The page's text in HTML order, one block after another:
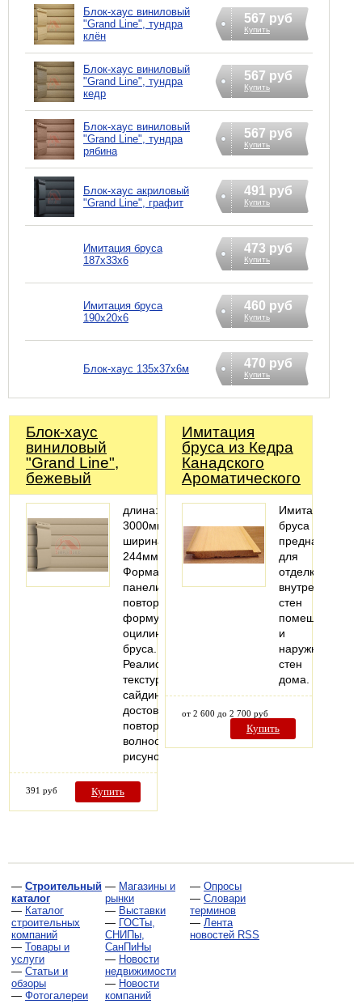
Блок-хаус виниловый
"Grand Line", тундра
клён
567 руб
Купить
Блок-хаус виниловый
"Grand Line", тундра
кедр
567 руб
Купить
Блок-хаус виниловый
"Grand Line", тундра
рябина
567 руб
Купить
Блок-хаус акриловый
"Grand Line", графит
491 руб
Купить
Имитация бруса
187х33х6
473 руб
Купить
Имитация бруса
190х20х6
460 руб
Купить
Блок-хаус 135х37х6м 470 руб
Купить
Блок-хаус
виниловый
"Grand Line",
бежевый
длина:
3000мм;
ширина:
244мм
Форма
панели
повторяет
форму
оцилиндрованного
бруса.
Реалистичная
текстура
сайдинга
достоверно
повторяет
волнообразный
рисунок…
391 руб Купить
Имитация
бруса из Кедра
Канадского
Ароматического
Имитация
бруса
предназначена
для
отделки
внутренних
стен
помещения
и
наружных
стен
дома.
от 2 600 до 2 700 руб
Купить
— Строительный
каталог
— Каталог
строительных
компаний
— Товары и
услуги
— Статьи и
обзоры
— Фотогалереи
— Магазины и
рынки
— Выставки
— ГОСТы,
СНИПы,
СанПиНы
— Новости
недвижимости
— Новости
компаний
— Опросы
— Словари
терминов
— Лента
новостей RSS